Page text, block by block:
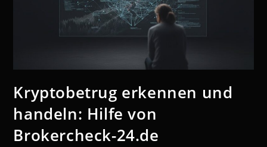
Kryptobetrug erkennen und
handeln: Hilfe von
Brokercheck-24.de